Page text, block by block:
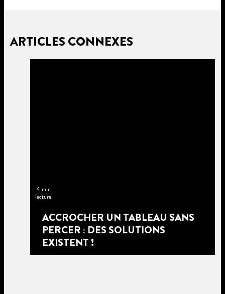
ARTICLES CONNEXES
4 min
lecture
ACCROCHER UN TABLEAU SANS
PERCER : DES SOLUTIONS
EXISTENT !